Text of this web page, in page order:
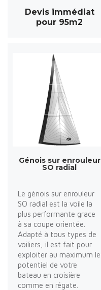
Devis immédiat
pour 95m2
Génois sur enrouleur
SO radial
Le génois sur enrouleur
SO radial est la voile la
plus performante grace
à sa coupe orientée.
Adapté à tous types de
voiliers, il est fait pour
exploiter au maximum le
potentiel de votre
bateau en croisière
comme en régate.